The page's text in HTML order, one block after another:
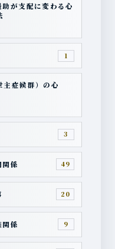
が支配に変わる心
1
主症候群）の心
3
関係 49
20
関係 9